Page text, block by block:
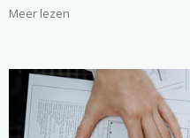
Meer lezen